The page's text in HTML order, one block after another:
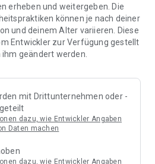
andere ein und erledigt den
übernehmen: Importiere
und verwandle sie
Familie & Freunden
erheben und weitergeben. Die
können je nach deiner
und deinem Alter variieren. Diese
Entwickler zur Verfügung gestellt
geändert werden.
mit Drittunternehmen oder -
dazu, wie Entwickler Angaben
Daten machen
dazu, wie Entwickler Angaben